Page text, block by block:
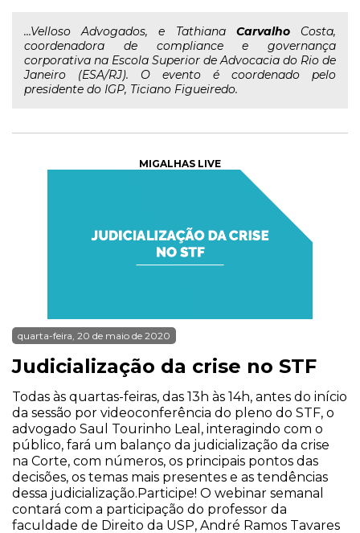
...Velloso Advogados, e Tathiana CarvalhoCosta,
coordenadora de compliance e governança
corporativa na Escola Superior de Advocacia do Rio de
Janeiro (ESA/RJ). O evento é coordenado pelo
presidente do IGP, Ticiano Figueiredo.
MIGALHAS LIVE
quarta-feira, 20 de maio de 2020
Judicialização da crise no STF
Todas às quartas-feiras, das 13h às 14h, antes do início
da sessão por videoconferência do pleno do STF, o
advogado Saul Tourinho Leal, interagindo com o
público, fará um balanço da judicialização da crise
na Corte, com números, os principais pontos das
decisões, os temas mais presentes e as tendências
dessa judicialização.Participe! O webinar semanal
contará com a participação do professor da
faculdade de Direito da USP, André Ramos Tavares